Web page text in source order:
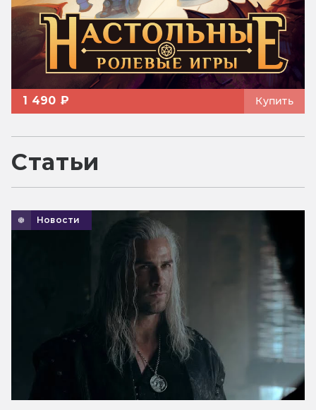
1 490 ₽ Купить
Статьи
Новости